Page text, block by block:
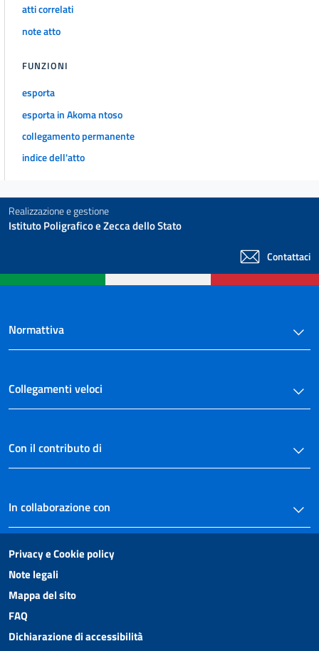
atti correlati
note atto
FUNZIONI
esporta
esporta in Akoma ntoso
collegamento permanente
indice dell'atto
Realizzazione e gestione
Istituto Poligrafico e Zecca dello Stato
Contattaci
Normattiva
Collegamenti veloci
Con il contributo di
In collaborazione con
Privacy e Cookie policy
Note legali
Mappa del sito
FAQ
Dichiarazione di accessibilità